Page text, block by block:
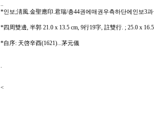
..
*인보;淸風.金聖應印.君瑞/총44권에매권우측하단에인보3
*四周雙邊, 半郭 21.0 x 13.5 cm, 9行19字, 註雙行. ; 25.0 x
*自序: 天啓辛酉(1621)...茅元儀
.
<